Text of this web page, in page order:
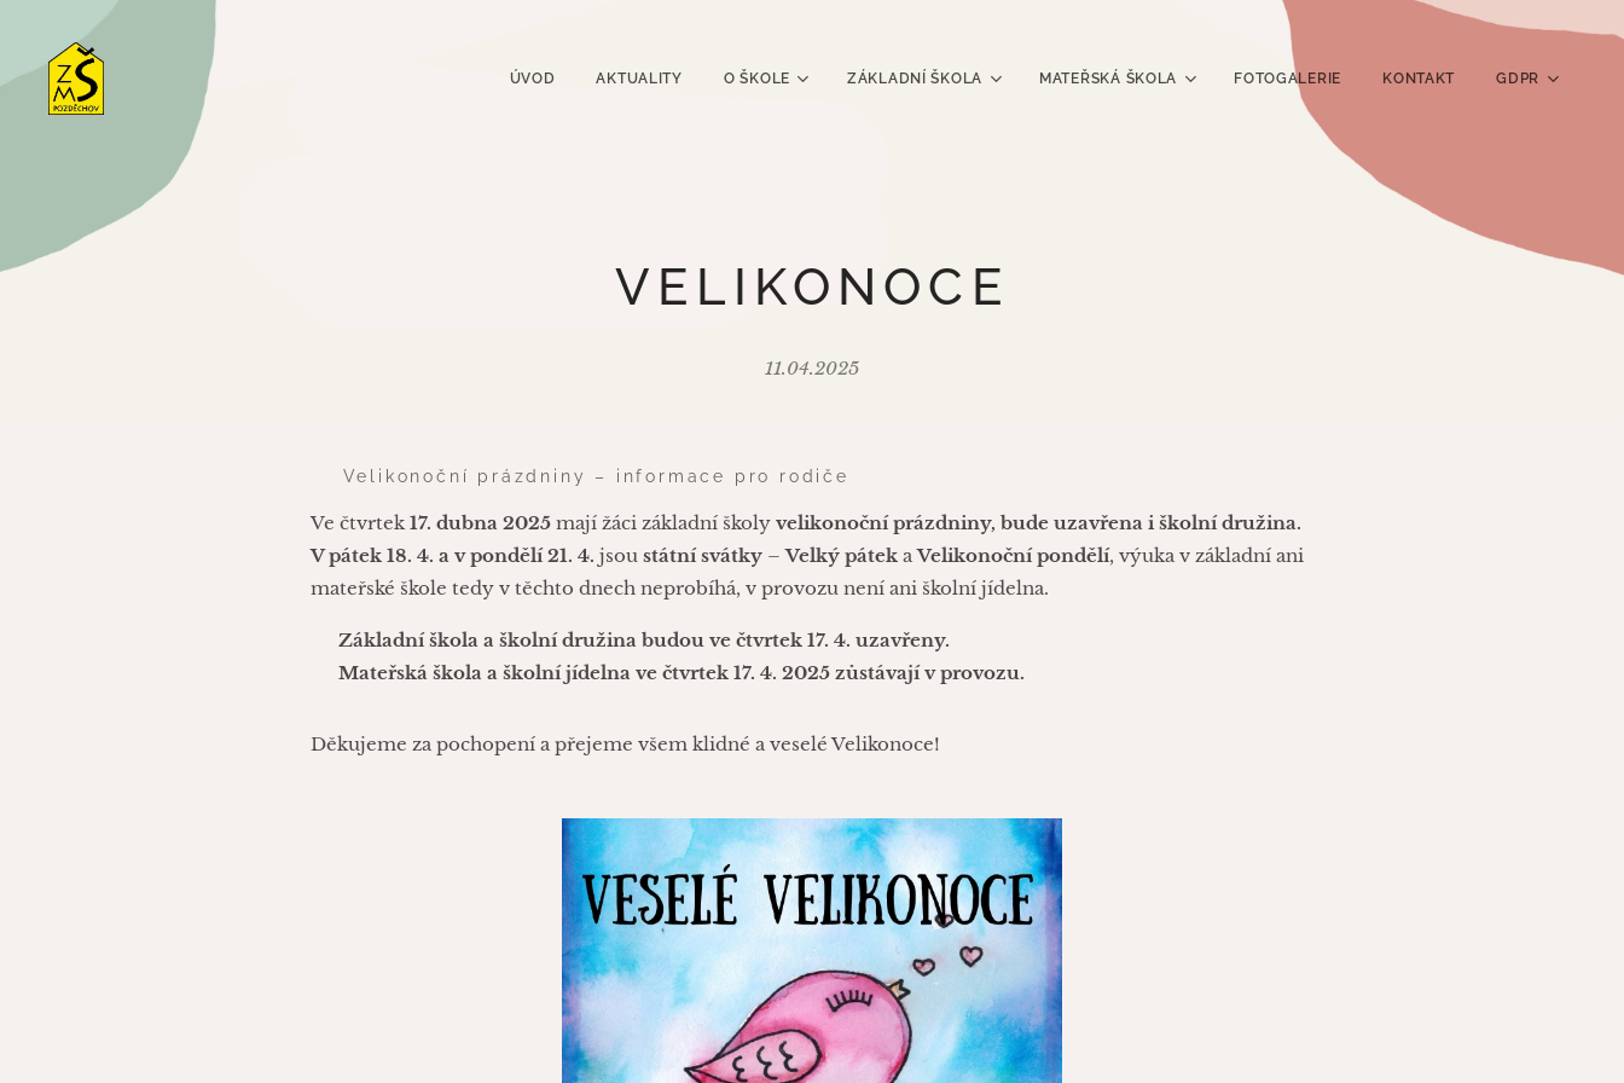
ÚVOD AKTUALITY O ŠKOLE ZÁKLADNÍ ŠKOLA MATEŘSKÁ ŠKOLA FOTOGALERIE KONTAKT GDPR
VELIKONOCE
11.04.2025
🐣 Velikonoční prázdniny – informace pro rodiče
Ve čtvrtek 17. dubna 2025 mají žáci základní školy velikonoční prázdniny, bude uzavřena i školní družina.
V pátek 18. 4. a v pondělí 21. 4. jsou státní svátky –Velký pátek aVelikonoční pondělí, výuka v základní ani
mateřské škole tedy v těchto dnech neprobíhá, v provozu není ani školní jídelna.
Základní škola a školní družina budou ve čtvrtek 17. 4. uzavřeny.
Mateřská škola a školní jídelna ve čtvrtek 17. 4. 2025 zůstávají v provozu.
Děkujeme za pochopení a přejeme všem klidné a veselé Velikonoce!